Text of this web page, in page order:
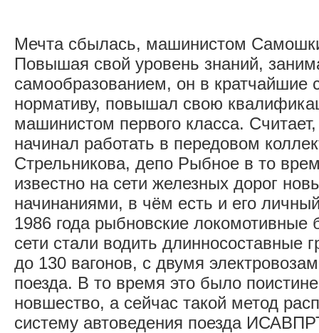
Мечта сбылась, машинистом
Повышая свой уровень знаний,
самообразованием, он в кратчайшие
нормативу, повышал свою
машинистом первого класса.
начинал работать в передовом
Стрельникова, депо Рыбное в то
известно на сети железных дорог
начинаниями, в чём есть и его
1986 года рыбновские
сети стали водить длинносоставные
до 130 вагонов, с двумя
поезда. В то время это было
новшество, а сейчас такой метод
систему автоведения поезда